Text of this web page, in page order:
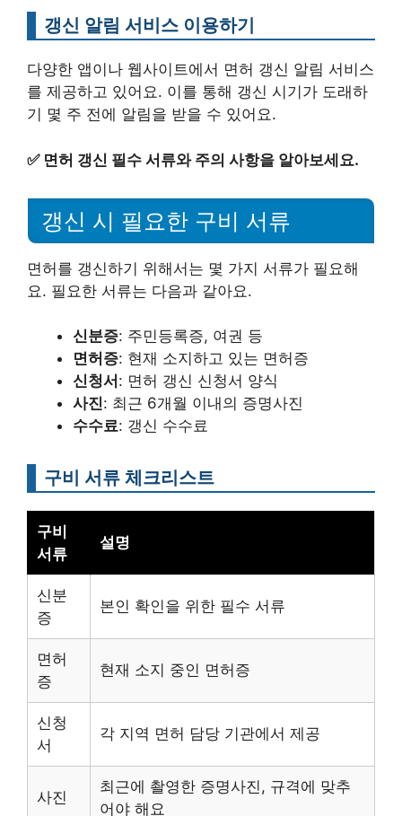
갱신 알림 서비스 이용하기
다양한 앱이나 웹사이트에서 면허 갱신 알림 서비스
를 제공하고 있어요. 이를 통해 갱신 시기가 도래하
기 몇 주 전에 알림을 받을 수 있어요.
✅ 면허 갱신 필수 서류와 주의 사항을 알아보세요.
갱신 시 필요한 구비 서류
면허를 갱신하기 위해서는 몇 가지 서류가 필요해
요. 필요한 서류는 다음과 같아요.
신분증: 주민등록증, 여권 등
면허증: 현재 소지하고 있는 면허증
신청서 : 면허 갱신 신청서 양식
사진: 최근 6개월 이내의 증명사진
수수료: 갱신 수수료
구비 서류 체크리스트
구비
서류
설명
신분
증
본인 확인을 위한 필수 서류
면허
증
현재 소지 중인 면허증
신청
서
각 지역 면허 담당 기관에서 제공
사진
최근에 촬영한 증명사진, 규격에 맞추
어야 해요